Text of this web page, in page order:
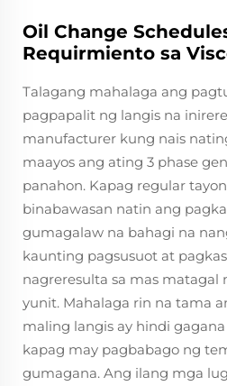
Oil Change
Requirmiento sa
Talagang mahalaga ang
pagpapalit ng langis na
manufacturer kung nais
maayos ang ating 3 phase
panahon. Kapag regular
binabawasan natin ang
gumagalaw na bahagi na
kaunting pagsusuot at
nagreresulta sa mas matagal
yunit. Mahalaga rin na tama
maling langis ay hindi
kapag may pagbabago ng
gumagana. Ang ilang mga